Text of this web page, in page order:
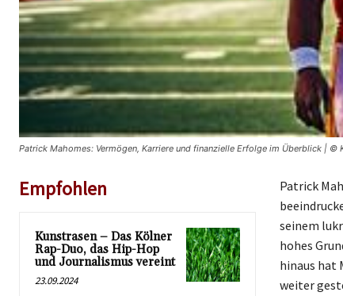
Patrick Mahomes: Vermögen, Karriere und finanzielle Erfolge im Überblick | ©
Empfohlen
Kunstrasen – Das Kölner
Rap-Duo, das Hip-Hop
und Journalismus vereint
23.09.2024
Patrick
seinem
hohes
hinaus hat
weiter